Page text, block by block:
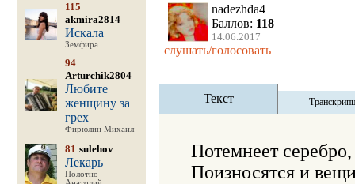
115
akmira2814
Искала
Земфира
94
Arturchik2804
Любите
женщину за
грех
Фирюлин Михаил
81 sulehov
Лекарь
Полотно
nadezhda4
Баллов: 118
14.06.2017
слушать/голосовать
Текст
Потемнеет
Поизносятся и